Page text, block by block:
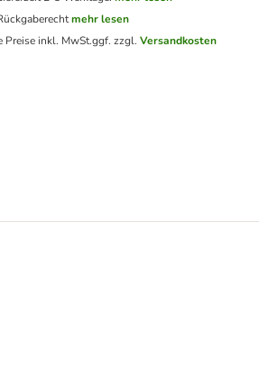
mehr lesen
Preise inkl. MwSt.ggf. zzgl. Versandkosten